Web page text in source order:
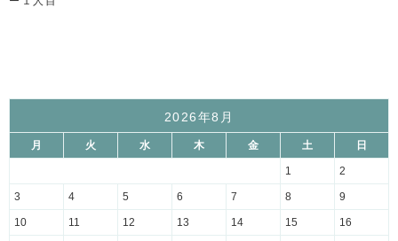
2026年8月
月 火 水 木 金 土 日
1 2
3 4 5 6 7 8 9
10 11 12 13 14 15 16